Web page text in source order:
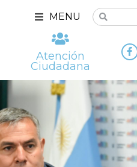
MENU
Atención
Ciudadana